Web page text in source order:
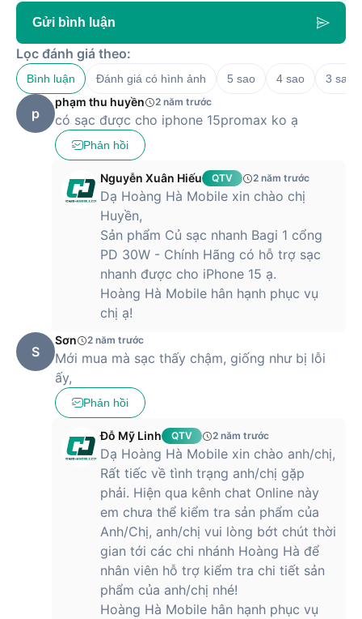
Gửi bình luận
Lọc đánh giá theo:
Bình luận Đánh giá có hình ảnh 5 sao 4 sao 3 sao
p
phạm thu huyền 2 năm trước
có sạc được cho iphone 15promax ko ạ
Phản hồi
Nguyễn Xuân Hiếu QTV 2 năm trước
Dạ Hoàng Hà Mobile xin chào chị
Huyền,
Sản phẩm Củ sạc nhanh Bagi 1 cổng
PD 30W - Chính Hãng có hỗ trợ sạc
nhanh được cho iPhone 15 ạ.
Hoàng Hà Mobile hân hạnh phục vụ
chị ạ!
S
Sơn 2 năm trước
Mới mua mà sạc thấy chậm, giống như bị lỗi
ấy,
Phản hồi
Đỗ Mỹ Linh QTV 2 năm trước
Dạ Hoàng Hà Mobile xin chào anh/chị,
Rất tiếc về tình trạng anh/chị gặp
phải. Hiện qua kênh chat Online này
em chưa thể kiểm tra sản phẩm của
Anh/Chị, anh/chị vui lòng bớt chút thời
gian tới các chi nhánh Hoàng Hà để
nhân viên hỗ trợ kiểm tra chi tiết sản
phẩm của anh/chị nhé!
Hoàng Hà Mobile hân hạnh phục vụ